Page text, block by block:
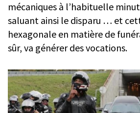
mécaniques à l’habituelle
saluant ainsi le disparu … et
hexagonale en matière de
sûr, va générer des vocations.